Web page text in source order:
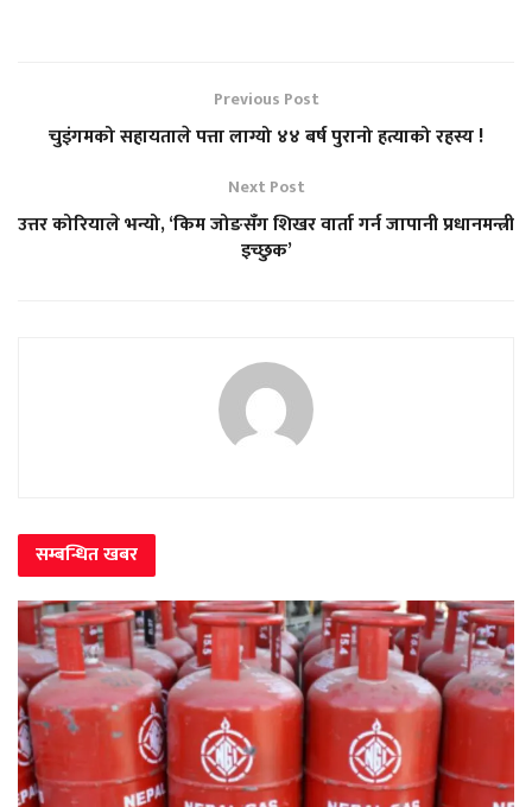
Previous Post
चुइंगमको सहायताले पत्ता लाग्यो ४४ बर्ष पुरानो हत्याको रहस्य !
Next Post
उत्तर कोरियाले भन्यो, ‘किम जोङसँग शिखर वार्ता गर्न जापानी प्रधानमन्त्री
इच्छुक’
सम्बन्धितखबर